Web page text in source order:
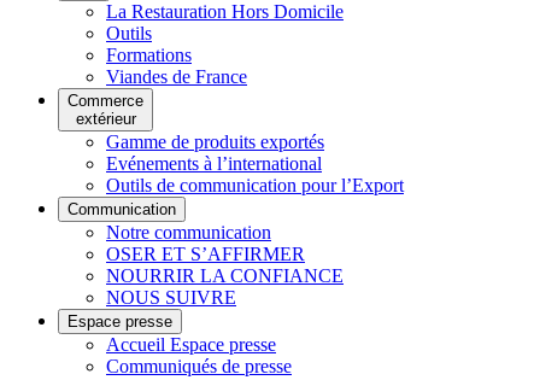
La Restauration Hors Domicile
Outils
Formations
Viandes de France
Commerce
extérieur
Gamme de produits exportés
Evénements à l’international
Outils de communication pour l’Export
Communication
Notre communication
OSER ET S’AFFIRMER
NOURRIR LA CONFIANCE
NOUS SUIVRE
Espace presse
Accueil Espace presse
Communiqués de presse